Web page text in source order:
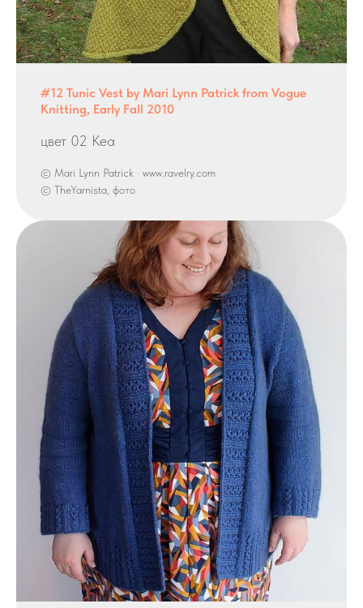
#12 Tunic Vest by Mari Lynn Patrick from Vogue
Knitting, Early Fall 2010
цвет 02 Kea
© Mari Lynn Patrick · www.ravelry.com
© TheYarnista, фото